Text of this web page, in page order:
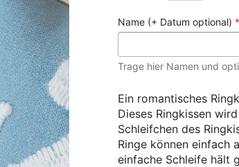
Name (+ Datum optional) *
Trage hier Namen und
Ein romantisches
Dieses Ringkissen
Schleifchen des
Ringe können einfach
einfache Schleife hält